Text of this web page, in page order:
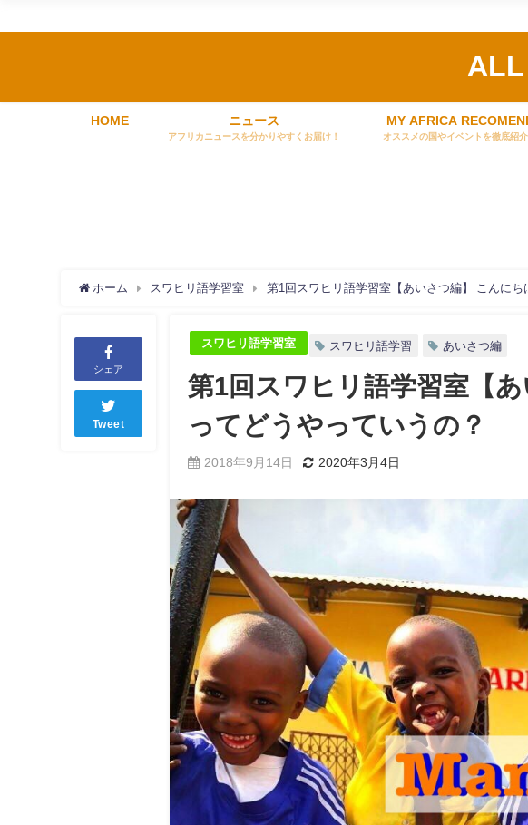
ALL
HOME ニュース
アフリカニュースを分かりやすくお届け！
MY AFRICA
オススメの国やイベントを徹底紹介
ホーム スワヒリ語学習室 第1回スワヒリ語学習室【あいさつ編】 こんにち
シェア
Tweet
スワヒリ語学習室 スワヒリ語学習 あいさつ編
第1回スワヒリ語学習室【
ってどうやっていうの？
2018年9月14日 2020年3月4日